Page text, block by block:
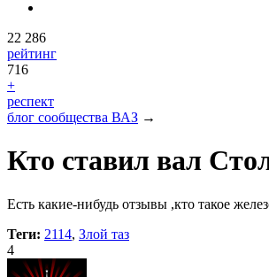
22 286
рейтинг
716
+
респект
блог сообщества ВАЗ →
Кто ставил вал
Есть какие-нибудь отзывы ,кто такое
Теги: 2114, Злой таз
4